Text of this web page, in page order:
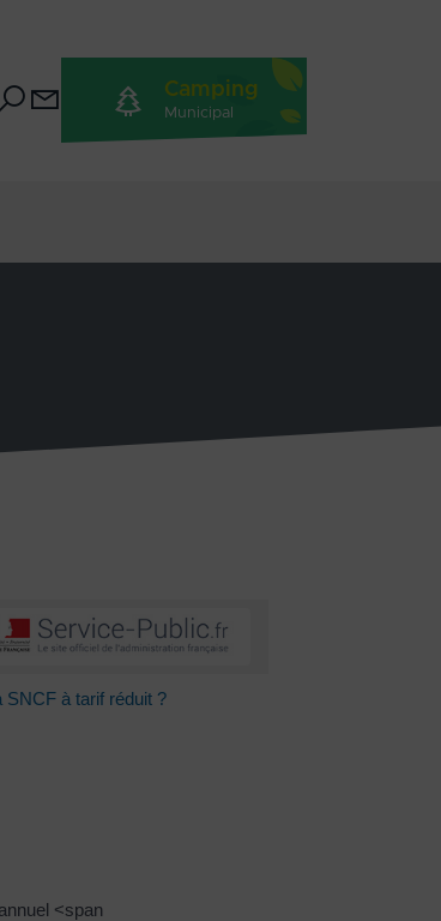
Camping
Municipal
SNCF à tarif réduit ?
<span